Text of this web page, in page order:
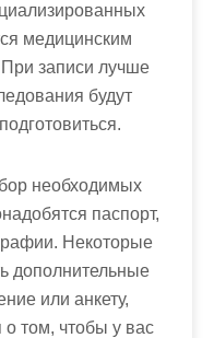
медицинским
записи лучше
будут
необходимых
паспорт,
Некоторые
дополнительные
или анкету,
о том, чтобы у вас